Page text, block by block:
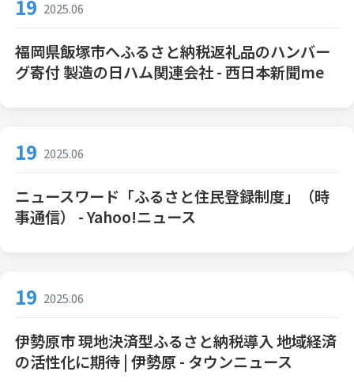
19 2025.06
福岡県飯塚市へふるさと納税返礼品のハンバー
グ寄付 製造の日ハム関連会社 - 西日本新聞me
19 2025.06
ニュースワード「ふるさと住民登録制度」（時
事通信） - Yahoo!ニュース
19 2025.06
伊勢原市 現地決済型ふるさと納税導入 地域経済
の活性化に期待 | 伊勢原 - タウンニュース